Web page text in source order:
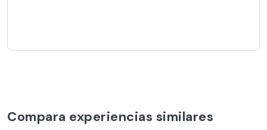
Compara experiencias similares